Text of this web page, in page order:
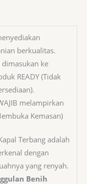
berkualitas.
ke
READY (Tidak
melampirkan
Kemasan)
Terbang adalah
dengan
yang renyah.
Benih